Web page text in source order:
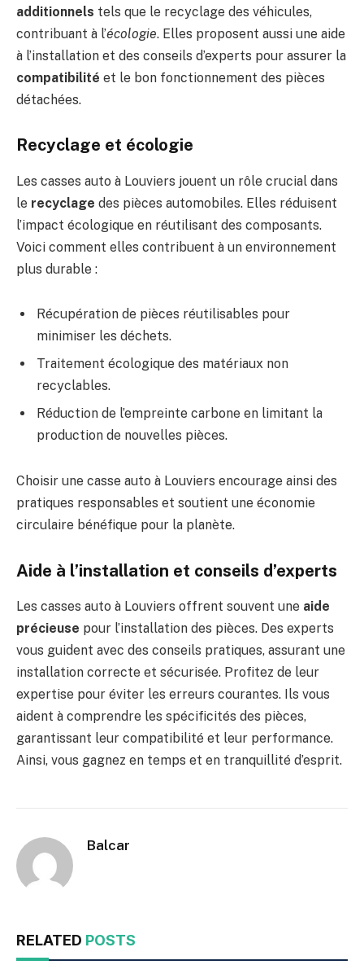
additionnels tels que le recyclage des véhicules,
contribuant à l’écologie. Elles proposent aussi une aide
à l’installation et des conseils d’experts pour assurer la
compatibilité et le bon fonctionnement des pièces
détachées.
Recyclage et écologie
Les casses auto à Louviers jouent un rôle crucial dans
le recyclage des pièces automobiles. Elles réduisent
l’impact écologique en réutilisant des composants.
Voici comment elles contribuent à un environnement
plus durable :
Récupération de pièces réutilisables pour
minimiser les déchets.
Traitement écologique des matériaux non
recyclables.
Réduction de l’empreinte carbone en limitant la
production de nouvelles pièces.
Choisir une casse auto à Louviers encourage ainsi des
pratiques responsables et soutient une économie
circulaire bénéfique pour la planète.
Aide à l’installation et conseils d’experts
Les casses auto à Louviers offrent souvent une aide
précieuse pour l’installation des pièces. Des experts
vous guident avec des conseils pratiques, assurant une
installation correcte et sécurisée. Profitez de leur
expertise pour éviter les erreurs courantes. Ils vous
aident à comprendre les spécificités des pièces,
garantissant leur compatibilité et leur performance.
Ainsi, vous gagnez en temps et en tranquillité d’esprit.
Balcar
RELATED POSTS